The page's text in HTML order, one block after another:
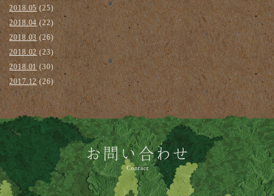
2018.05(25)
2018.04(22)
2018.03(26)
2018.02 (23)
2018.01(30)
2017.12(26)